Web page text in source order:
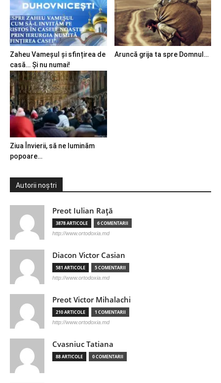
Zaheu Vameșul și sfințirea de
casă… Și nu numai!
Aruncă grija ta spre Domnul…
Ziua Învierii, să ne luminăm
popoare…
Autorii noștri
Preot Iulian Raţă
3878 ARTICOLE 6 COMENTARII
http://www.ortodoxia.md
Diacon Victor Casian
581 ARTICOLE 5 COMENTARII
http://www.ortodoxia.md
Preot Victor Mihalachi
210 ARTICOLE 1 COMENTARII
http://www.ortodoxia.md
Cvasniuc Tatiana
88 ARTICOLE 0 COMENTARII